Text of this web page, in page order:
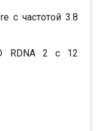
с частотой 3.8
RDNA 2 с 12